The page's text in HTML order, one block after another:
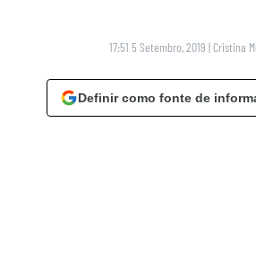
17:51 5 Setembro, 2019 | Cristina
Definir como fonte de